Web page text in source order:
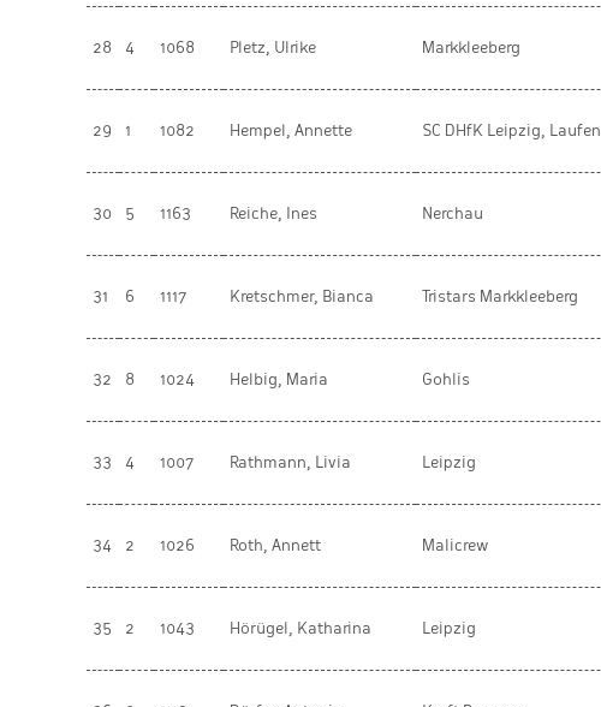
28 4 1068 Pletz, Ulrike Markkleeberg
29 1 1082 Hempel, Annette SC DHfK Leipzig, Laufen
30 5 1163 Reiche, Ines Nerchau
31 6 1117 Kretschmer, Bianca Tristars Markkleeberg
32 8 1024 Helbig, Maria Gohlis
33 4 1007 Rathmann, Livia Leipzig
34 2 1026 Roth, Annett Malicrew
35 2 1043 Hörügel, Katharina Leipzig